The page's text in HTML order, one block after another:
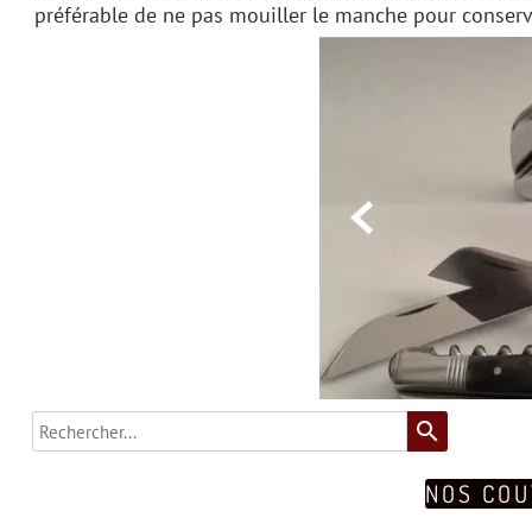
préférable de ne pas mouiller le manche pour

search
NOS